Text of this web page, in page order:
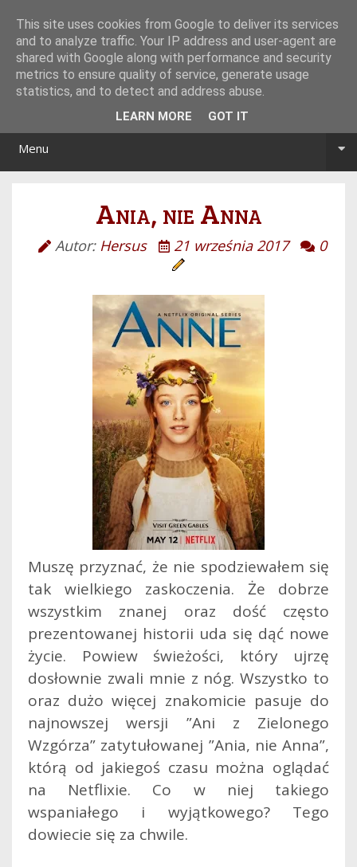
Menu
Ania, nie Anna
Autor: Hersus 21 września 2017 0
Muszę przyznać, że nie spodziewałem się
tak wielkiego zaskoczenia. Że dobrze
wszystkim znanej oraz dość często
prezentowanej historii uda się dąć nowe
życie. Powiew świeżości, który ujrzę
dosłownie zwali mnie z nóg. Wszystko to
oraz dużo więcej znakomicie pasuje do
najnowszej wersji ”Ani z Zielonego
Wzgórza” zatytułowanej ”Ania, nie Anna”,
którą od jakiegoś czasu można oglądać
na Netflixie. Co w niej takiego
wspaniałego i wyjątkowego? Tego
dowiecie się za chwile.
This site uses cookies from Google to deliver its services
and to analyze traffic. Your IP address and user-agent are
shared with Google along with performance and security
metrics to ensure quality of service, generate usage
statistics, and to detect and address abuse.
LEARN MORE GOT IT